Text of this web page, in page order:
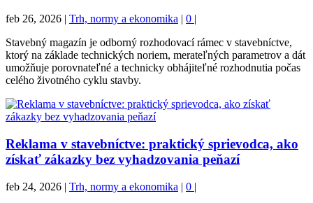
feb 26, 2026 | Trh, normy a ekonomika | 0 |
Stavebný magazín je odborný rozhodovací rámec v stavebníctve,
ktorý na základe technických noriem, merateľných parametrov a dát
umožňuje porovnateľné a technicky obhájiteľné rozhodnutia počas
celého životného cyklu stavby.
Reklama v stavebníctve: praktický sprievodca, ako
získať zákazky bez vyhadzovania peňazí
feb 24, 2026 | Trh, normy a ekonomika | 0 |